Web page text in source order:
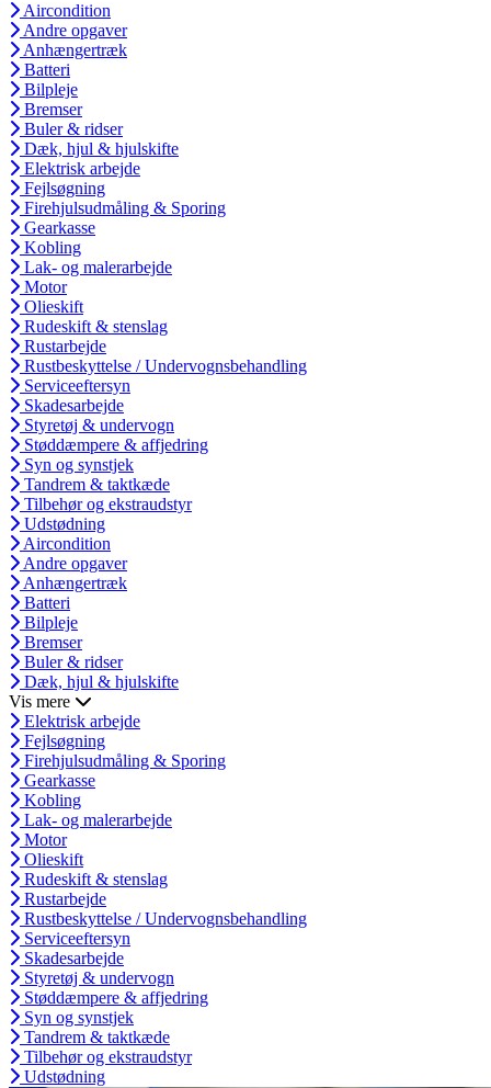
Aircondition
Andre opgaver
Anhængertræk
Batteri
Bilpleje
Bremser
Buler & ridser
Dæk, hjul & hjulskifte
Elektrisk arbejde
Fejlsøgning
Firehjulsudmåling & Sporing
Gearkasse
Kobling
Lak- og malerarbejde
Motor
Olieskift
Rudeskift & stenslag
Rustarbejde
Rustbeskyttelse / Undervognsbehandling
Serviceeftersyn
Skadesarbejde
Styretøj & undervogn
Støddæmpere & affjedring
Syn og synstjek
Tandrem & taktkæde
Tilbehør og ekstraudstyr
Udstødning
Aircondition
Andre opgaver
Anhængertræk
Batteri
Bilpleje
Bremser
Buler & ridser
Dæk, hjul & hjulskifte
Vis mere
Elektrisk arbejde
Fejlsøgning
Firehjulsudmåling & Sporing
Gearkasse
Kobling
Lak- og malerarbejde
Motor
Olieskift
Rudeskift & stenslag
Rustarbejde
Rustbeskyttelse / Undervognsbehandling
Serviceeftersyn
Skadesarbejde
Styretøj & undervogn
Støddæmpere & affjedring
Syn og synstjek
Tandrem & taktkæde
Tilbehør og ekstraudstyr
Udstødning